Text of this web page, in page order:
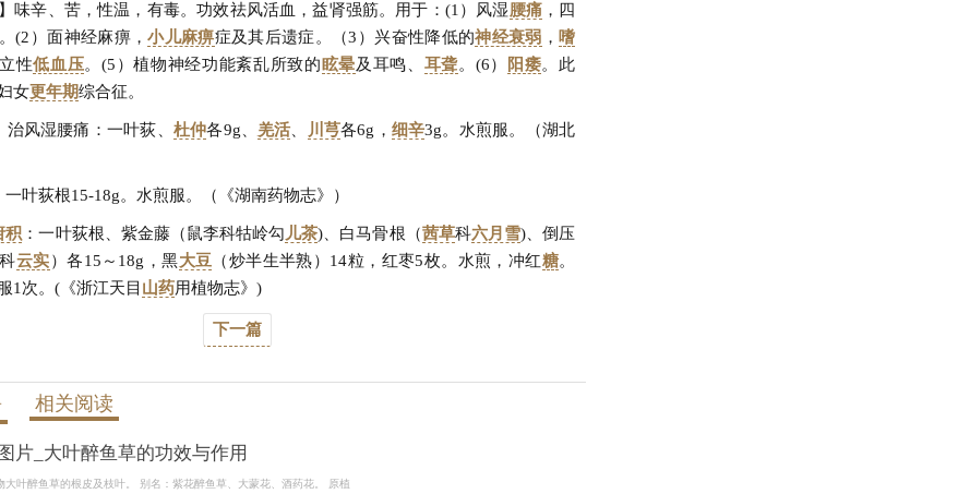
】味辛、苦，性温，有毒。功效祛风活血，益肾强筋。用于：(1）风湿腰痛，四
(2）面神经麻痹，小儿麻痹症及其后遗症。（3）兴奋性降低的神经衰弱 ， 嗜
性低血压。(5）植物神经功能紊乱所致的眩晕及耳鸣、 耳聋。(6） 阳痿。此
女更年期综合征。
治风湿腰痛：一叶荻、 杜仲各9g、 羌活、 川芎各6g， 细辛3g。水煎服。（湖北
一叶荻根15-18g。水煎服。（《湖南药物志》）
积 ：一叶荻根、紫金藤（鼠李科牯岭勾 儿茶)、白马骨根（茜草科六月雪)、倒压
云实）各15～18g，黑大豆 （炒半生半熟）14粒，红枣5枚。水煎，冲红糖。
1次。(《浙江天目 山药用植物志》)
下一篇
相关阅读
片_大叶醉鱼草的功效与作用
大叶醉鱼草的根皮及枝叶。 别名：紫花醉鱼草、大蒙花、酒药花。 原植